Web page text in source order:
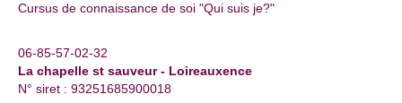
Cursus de connaissance de soi "Qui suis je?"
06-85-57-02-32
La chapelle st sauveur - Loireauxence
N° siret : 93251685900018